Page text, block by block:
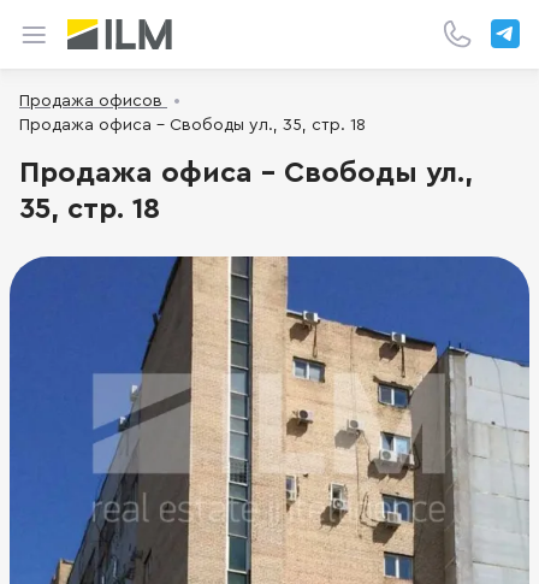
Продажа офисов
Продажа офиса - Свободы ул., 35, стр. 18
Продажа офиса - Свободы ул.,
35, стр. 18